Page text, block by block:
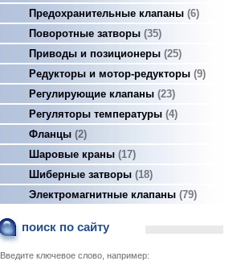
Предохранительные клапаны 6
Поворотные затворы 35
Приводы и позиционеры 25
Редукторы и мотор-редукторы 9
Регулирующие клапаны 23
Регуляторы температуры 4
Фланцы 2
Шаровые краны 17
Шиберные затворы 18
Электромагнитные клапаны 79
поиск по сайту
Введите ключевое слово, например: